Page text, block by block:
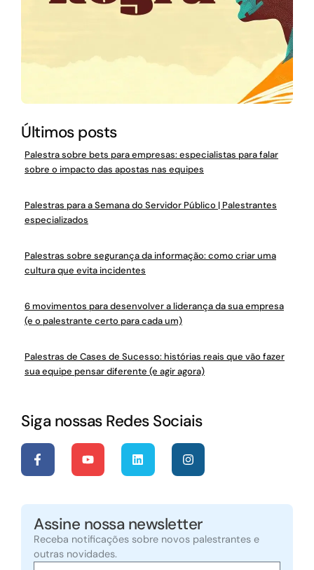
Últimos posts
Palestra sobre bets para empresas: especialistas para falar
sobre o impacto das apostas nas equipes
Palestras para a Semana do Servidor Público | Palestrantes
especializados
Palestras sobre segurança da informação: como criar uma
cultura que evita incidentes
6 movimentos para desenvolver a liderança da sua empresa
(e o palestrante certo para cada um)
Palestras de Cases de Sucesso: histórias reais que vão fazer
sua equipe pensar diferente (e agir agora)
Siga nossas Redes Sociais
Assine nossa newsletter
Receba notificações sobre novos palestrantes e
outras novidades.